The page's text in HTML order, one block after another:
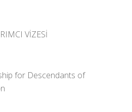
VİZESİ
for Descendants of